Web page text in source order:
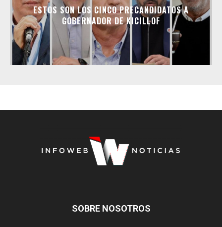
ESTOS SON LOS CINCO PRECANDIDATOS A
GOBERNADOR DE KICILLOF
SOBRE NOSOTROS